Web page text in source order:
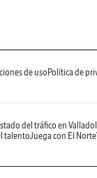
de usoPolítica de
del tráfico en
talentoJuega con El Norte